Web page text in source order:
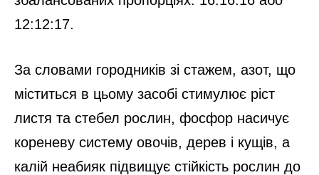
12:12:17.
За словами городників зі стажем, азот, що
міститься в цьому засобі стимулює ріст
листя та стебел рослин, фосфор насичує
кореневу систему овочів, дерев і кущів, а
калій неабияк підвищує стійкість рослин до